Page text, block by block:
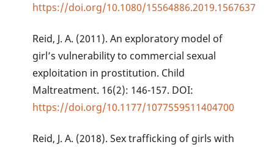
https://doi.org/10.1080/15564886.2019.1567637
Reid, J. A. (2011). An exploratory model of
girl’s vulnerability to commercial sexual
exploitation in prostitution. Child
Maltreatment. 16(2): 146-157. DOI:
https://doi.org/10.1177/1077559511404700
Reid, J. A. (2018). Sex trafficking of girls with